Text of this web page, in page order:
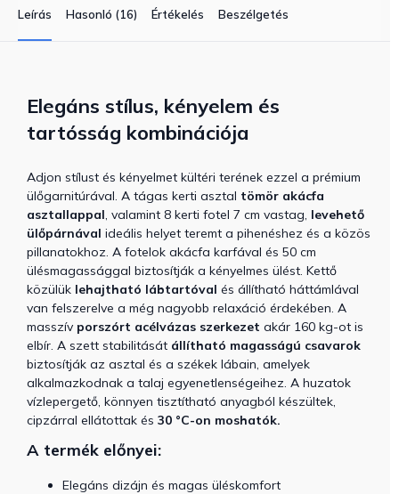
Leírás Hasonló (16) Értékelés Beszélgetés
Elegáns stílus, kényelem és
tartósság kombinációja
Adjon stílust és kényelmet kültéri terének ezzel a prémium
ülőgarnitúrával. A tágas kerti asztal tömör akácfa
asztallappal, valamint 8 kerti fotel 7 cm vastag, levehető
ülőpárnával ideális helyet teremt a pihenéshez és a közös
pillanatokhoz. A fotelok akácfa karfával és 50 cm
ülésmagassággal biztosítják a kényelmes ülést. Kettő
közülük lehajtható lábtartóval és állítható háttámlával
van felszerelve a még nagyobb relaxáció érdekében. A
masszív porszórt acélvázas szerkezet akár 160 kg-ot is
elbír. A szett stabilitását állítható magasságú csavarok
biztosítják az asztal és a székek lábain, amelyek
alkalmazkodnak a talaj egyenetlenségeihez. A huzatok
vízlepergető, könnyen tisztítható anyagból készültek,
cipzárral ellátottak és 30 °C-on moshatók.
A termék előnyei:
Elegáns dizájn és magas üléskomfort